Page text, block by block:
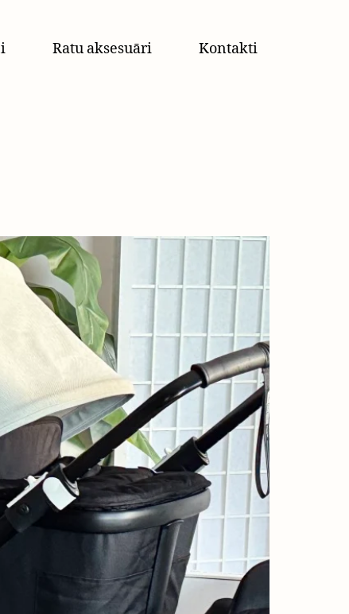
Ratu aksesuāri Kontakti